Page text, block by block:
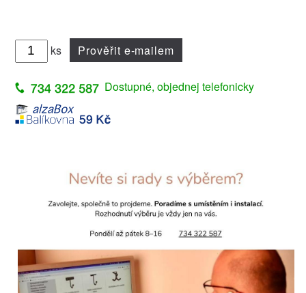
ks Prověřit e-mailem
Dostupné, objednej telefonicky